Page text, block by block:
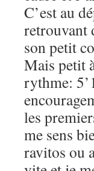
C’est au
retrouvant
son petit
Mais petit
rythme:
les
me sens
ravitos ou